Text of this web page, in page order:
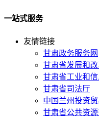
一站式服务
友情链接
甘肃政务服务网
甘肃省发展和
甘肃省工业和
甘肃省司法厅
中国兰州投资
甘肃省公共资